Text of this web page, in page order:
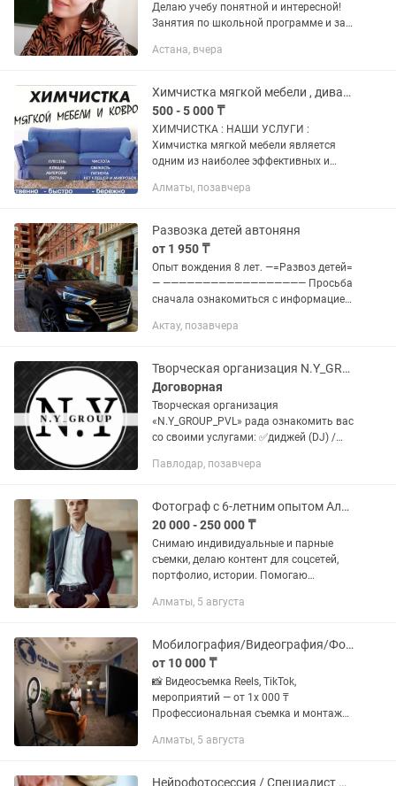
Делаю учебу понятной и интересной!
Занятия по школьной программе и за
чтение, естествознание, познание мира
Астана, вчера
Химчистка мягкой мебели , диван, кресла, стулья, матрасы, ковры
500 - 5 000 ₸
ХИМЧИСТКА : НАШИ УСЛУГИ :
Химчистка мягкой мебели является
одним из наиболее эффективных и
от различных микробов, загрязнений,
Алматы, позавчера
Развозка детей автоняня
от 1 950 ₸
Опыт вождения 8 лет. —=Развоз детей=
— —————————————————— Просьба
сначала ознакомиться с информацией
указаны здесь. Пишите, пожалуйста,
Актау, позавчера
Творческая организация N.Y_GROUP_PVL
Договорная
Творческая организация
«N.Y_GROUP_PVL» рада ознакомить вас
со своими услугами: ✅диджей (DJ) /
✅мобилограф/ различная съемка
Павлодар, позавчера
Фотограф с 6-летним опытом Алматы
20 000 - 250 000 ₸
Снимаю индивидуальные и парные
съемки, делаю контент для соцсетей,
портфолио, истории. Помогаю
позы, образ, локацию. Все фото
обработку,...
Алматы, 5 августа
Мобилография/Видеография/Фотография/Монтаж
от 10 000 ₸
📸 Видеосъемка Reels, TikTok,
мероприятий — от 1х 000 ₸
Профессиональная съемка и монтаж
Интервью, клипы, мероприятия,
Алматы, 5 августа
Нейрофотосессия / Специалист ИИ / Оживление фото / Услуги нейросетей